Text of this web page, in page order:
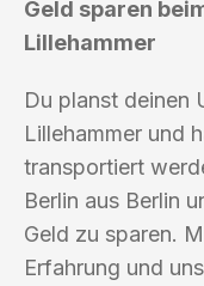
Geld sparen
Lillehammer
Du planst deinen
Lillehammer und
transportiert
Berlin aus Berlin
Geld zu sparen.
Erfahrung und